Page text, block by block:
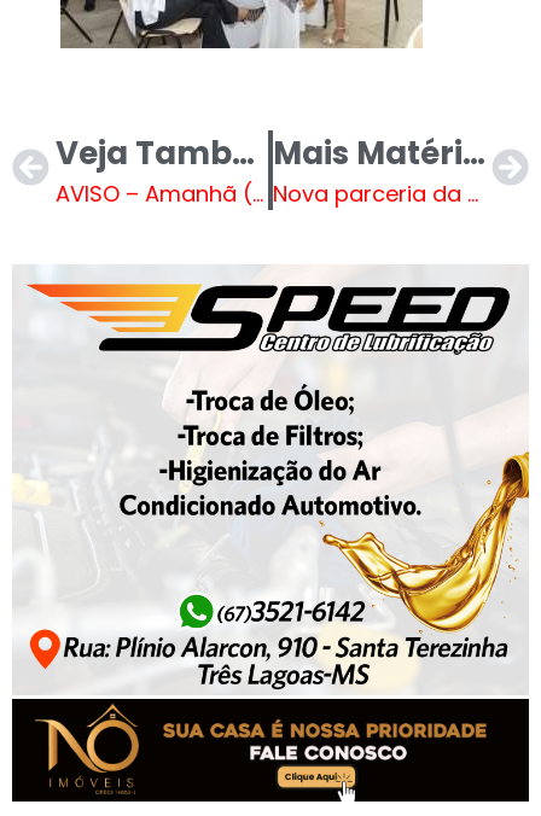
Veja Também
AVISO – Amanhã (28) pode haver falta de água em diversos bairros de Três Lagoas
Mais Matérias
Nova parceria da Prefeitura garante 3 mil consultas e exames para a população